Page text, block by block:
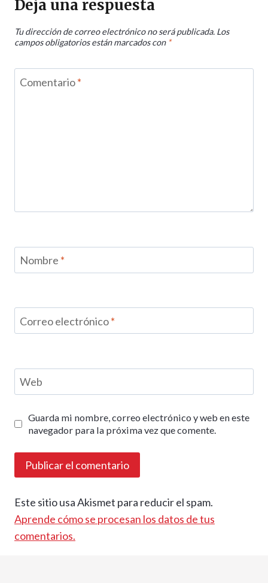
Deja una respuesta
Tu dirección de correo electrónico no será publicada. Los
campos obligatorios están marcados con *
Comentario*
Nombre *
Correo electrónico*
Web
Guarda mi nombre, correo electrónico y web en este
navegador para la próxima vez que comente.
Este sitio usa Akismet para reducir el spam.
Aprende cómo se procesan los datos de tus
comentarios.